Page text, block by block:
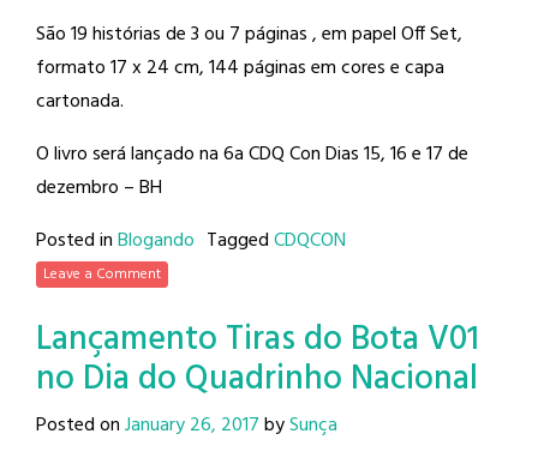
São 19 histórias de 3 ou 7 páginas , em papel Off Set,
formato 17 x 24 cm, 144 páginas em cores e capa
cartonada.
O livro será lançado na 6a CDQ Con Dias 15, 16 e 17 de
dezembro – BH
Posted inBlogando TaggedCDQCON
Leave a Comment
Lançamento Tiras do Bota V01
no Dia do Quadrinho Nacional
Posted onJanuary 26, 2017bySunça